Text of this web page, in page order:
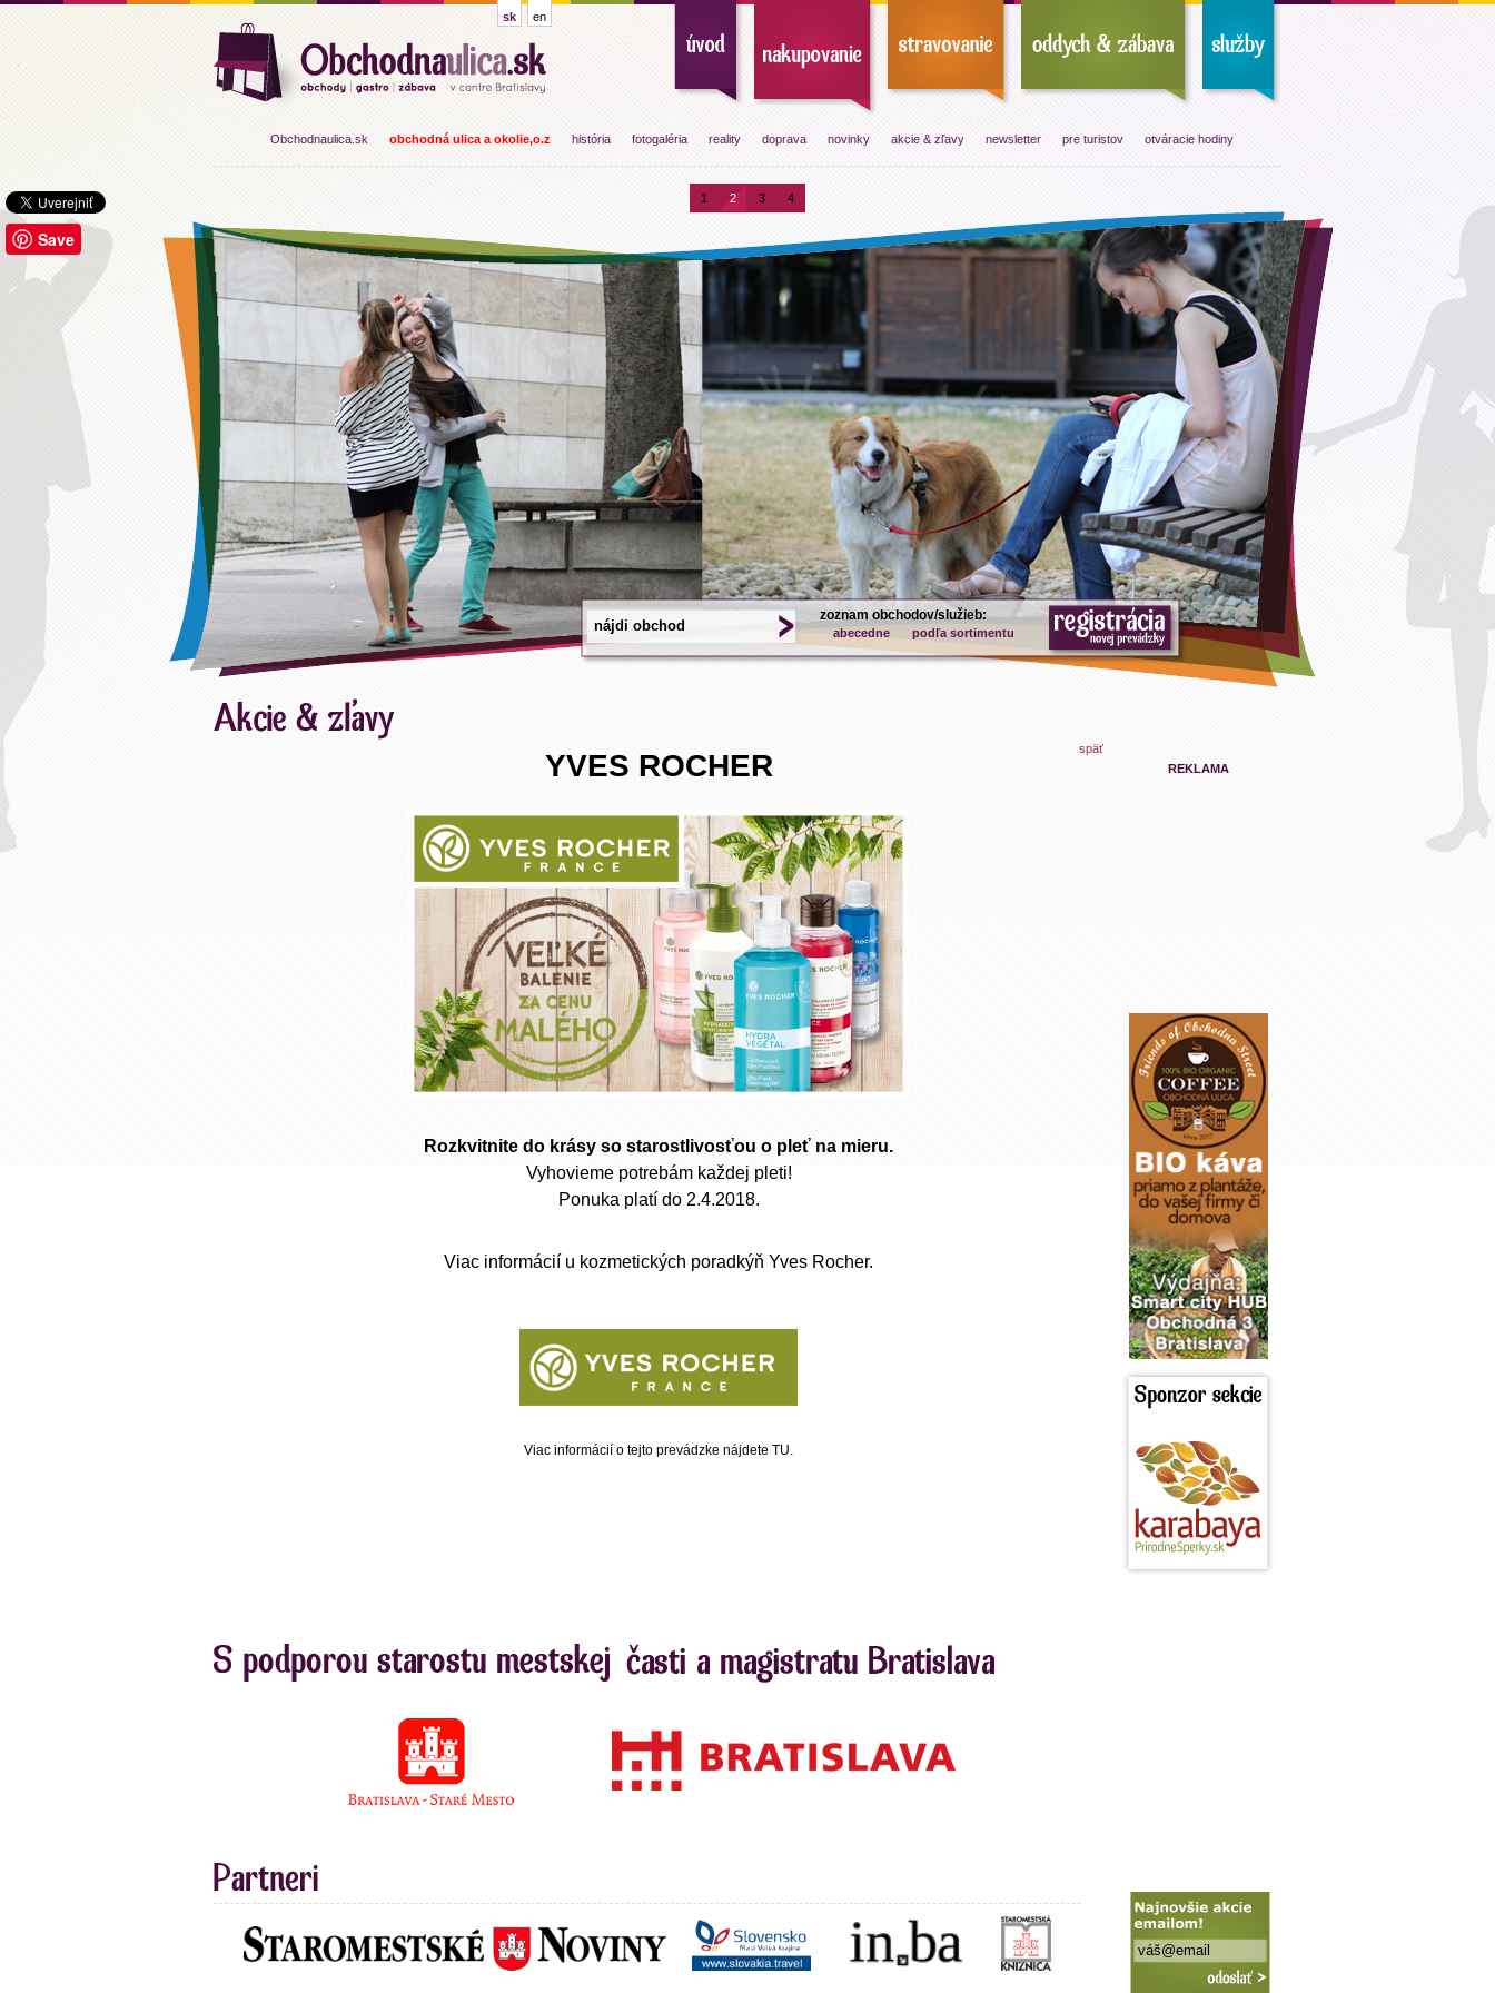
Save
sk en
Obchodnaulica.sk obchodná ulica a okolie,o.z história fotogaléria reality doprava novinky akcie & zľavy newsletter pre turistov otváracie hodiny
1 2 3 4
zoznam obchodov/služieb:
abecedne podľa sortimentu
späť
YVES ROCHER
Rozkvitnite do krásy so starostlivosťou o pleť na mieru.
Vyhovieme potrebám každej pleti!
Ponuka platí do 2.4.2018.
Viac informácií u kozmetických poradkýň Yves Rocher.
Viac informácií o tejto prevádzke nájdete TU.
REKLAMA